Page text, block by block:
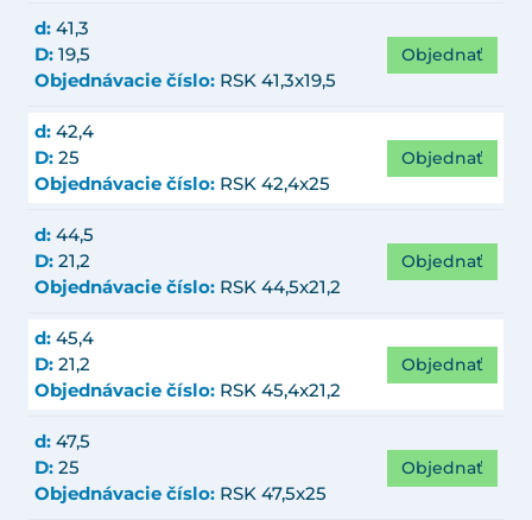
d: 41,3
D: 19,5
Objednávacie číslo: RSK 41,3x19,5
Objednať
d: 42,4
D: 25
Objednávacie číslo: RSK 42,4x25
Objednať
d: 44,5
D: 21,2
Objednávacie číslo: RSK 44,5x21,2
Objednať
d: 45,4
D: 21,2
Objednávacie číslo: RSK 45,4x21,2
Objednať
d: 47,5
D: 25
Objednávacie číslo: RSK 47,5x25
Objednať